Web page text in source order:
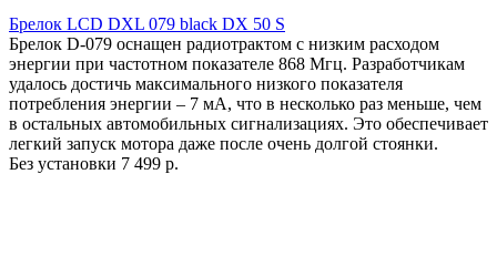
Брелок LCD DXL 079 black DX 50 S
Брелок D-079 оснащен радиотрактом с низким расходом
энергии при частотном показателе 868 Мгц. Разработчикам
удалось достичь максимального низкого показателя
потребления энергии – 7 мА, что в несколько раз меньше, чем
в остальных автомобильных сигнализациях. Это обеспечивает
легкий запуск мотора даже после очень долгой стоянки.
Без установки 7 499 р.